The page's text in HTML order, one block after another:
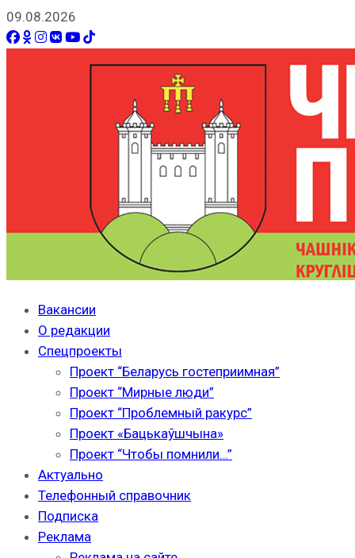
09.08.2026
Вакансии
О редакции
Спецпроекты
Проект “Беларусь гостеприимная”
Проект “Мирные люди”
Проект “Проблемный ракурс”
Проект «Бацькаўшчына»
Проект “Чтобы помнили…”
Актуально
Телефонный справочник
Подписка
Реклама